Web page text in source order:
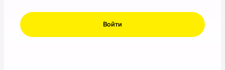
Войти